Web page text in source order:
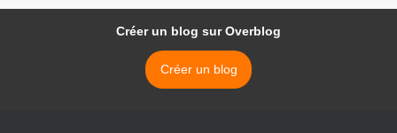
Créer un blog sur Overblog
Créer un blog